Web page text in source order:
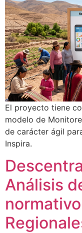
El proyecto tiene
modelo de
de carácter ágil
Inspira.
Análisis